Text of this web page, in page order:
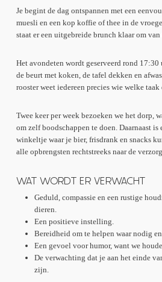
Je begint de dag ontspannen met een
muesli en een kop koffie of thee in de
staat er een uitgebreide brunch klaar om
Het avondeten wordt geserveerd rond
de beurt met koken, de tafel dekken en
rooster weet iedereen precies wie welke
Twee keer per week bezoeken we het dorp,
om zelf boodschappen te doen. Daarnaast
winkeltje waar je bier, frisdrank en snacks
alle opbrengsten rechtstreeks naar de
WAT WORDT ER VERWACHT
Geduld, compassie en een rustige
dieren.
Een positieve instelling.
Bereidheid om te helpen waar nodig
Een gevoel voor humor, want we
De verwachting dat je aan het einde
zijn.